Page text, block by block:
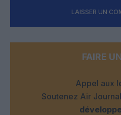
LAISSER UN
FAIRE
Appel aux
Soutenez Air